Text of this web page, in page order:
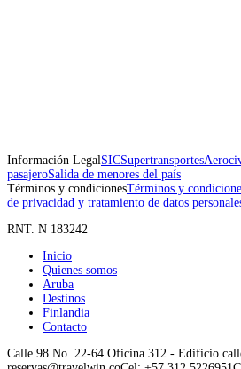
Información Legal SICSupertransportes
pasajeroSalida de menores del país
Términos y condicionesTérminos y
de privacidad y tratamiento de datos
RNT. N 183242
Inicio
Quienes somos
Aruba
Destinos
Finlandia
Contacto
Calle 98 No. 22-64 Oficina 312 - Edificio